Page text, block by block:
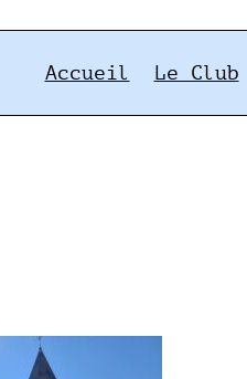
Accueil Le Club